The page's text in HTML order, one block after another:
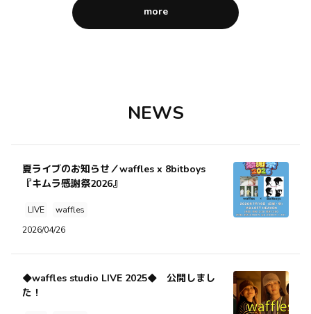
夏ライブのお知らせ／waffles x 8bitboys 『キムラ
waffles officialがYouTubeを更新しました
10ヶ月前
more
NEWS
夏ライブのお知らせ／waffles x 8bitboys
『キムラ感謝祭2026』
LIVE
waffles
2026/04/26
◆waffles studio LIVE 2025◆ 公開しまし
た！